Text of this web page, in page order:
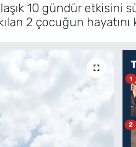
10 gündür etkisini
2 çocuğun
1
2